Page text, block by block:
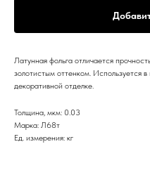
Латунная фольга отличается
золотистым оттенком. Используется
декоративной отделке.
Толщина, мкм: 0.03
Марка: Л68т
Ед. измерения: кг